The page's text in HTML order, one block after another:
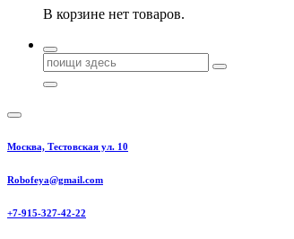
В корзине нет товаров.
Поиск
для:
Москва, Тестовская ул. 10
Robofeya@gmail.com
+7-915-327-42-22